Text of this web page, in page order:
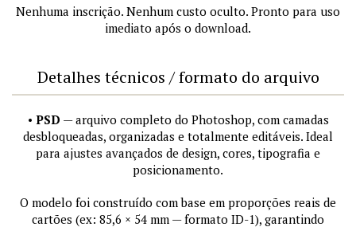
Nenhuma inscrição. Nenhum custo oculto. Pronto para uso
imediato após o download.
Detalhes técnicos / formato do arquivo
• PSD — arquivo completo do Photoshop, com camadas
desbloqueadas, organizadas e totalmente editáveis. Ideal
para ajustes avançados de design, cores, tipografia e
posicionamento.
O modelo foi construído com base em proporções reais de
cartões (ex: 85,6 × 54 mm — formato ID-1), garantindo